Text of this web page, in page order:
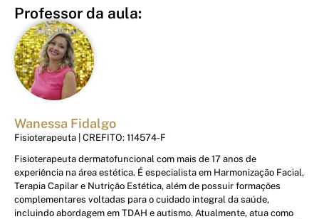
Professor da aula:
Wanessa Fidalgo
Fisioterapeuta | CREFITO: 114574-F
Fisioterapeuta dermatofuncional com mais de 17 anos de
experiência na área estética. É especialista em Harmonização Facial,
Terapia Capilar e Nutrição Estética, além de possuir formações
complementares voltadas para o cuidado integral da saúde,
incluindo abordagem em TDAH e autismo. Atualmente, atua como